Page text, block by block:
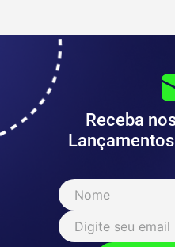
Receba